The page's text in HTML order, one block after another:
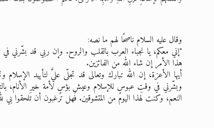
وقال عليه السلام ناصحًا لهم ما نصه:
"إني معكم، يا نجباء العرب بالقلب والروح. وإن ربي قد بشّرني
هذا الأمر إن شاء الله من الفائزين.
أيها الأعزة، إن الله تبارك وتعالى قد تجلّى عليَّ لتأييد
وبشّرني في وقتِ عبوسٍ للإسلام وعيشِ بؤسٍ لأمة خير الأنام،
النعم، وكنت لهذا اليوم من المتشوقين. فهل ترغبون أن تَلحقوا بي